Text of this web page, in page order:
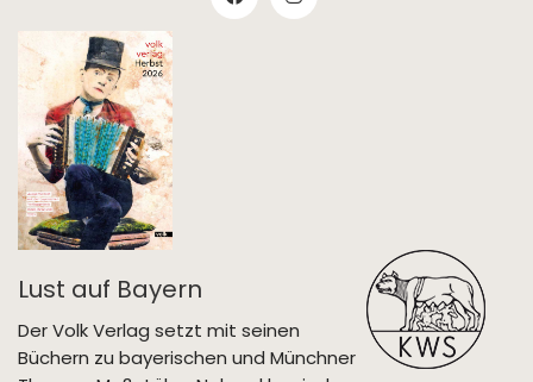
Lust auf Bayern
Der Volk Verlag setzt mit seinen
Büchern zu bayerischen und Münchner